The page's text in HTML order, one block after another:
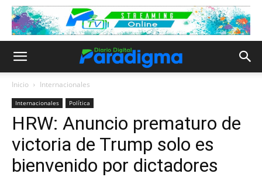
Inicio Internacionales
Internacionales Política
HRW: Anuncio prematuro de
victoria de Trump solo es
bienvenido por dictadores